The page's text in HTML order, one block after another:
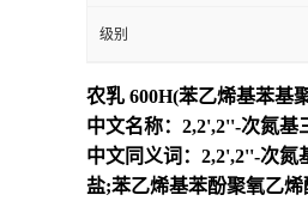
级别
农乳 600H(苯乙烯基苯基
中文名称：2,2',2''-次氮
中文同义词：2,2',2''-次
盐;苯乙烯基苯酚聚氧乙